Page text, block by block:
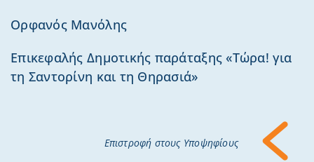
Ορφανός Μανόλης
Επικεφαλής Δημοτικής παράταξης «Τώρα! για
τη Σαντορίνη και τη Θηρασιά»
Επιστροφή στους Υποψηφίους